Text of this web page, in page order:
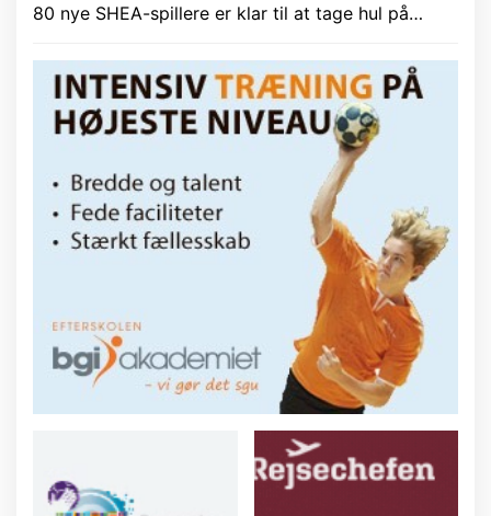
80 nye SHEA-spillere er klar til at tage hul på…